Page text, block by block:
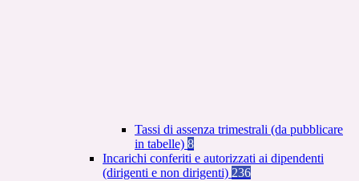
Tassi di assenza trimestrali (da pubblicare
in tabelle) 8
Incarichi conferiti e autorizzati ai dipendenti
(dirigenti e non dirigenti) 236